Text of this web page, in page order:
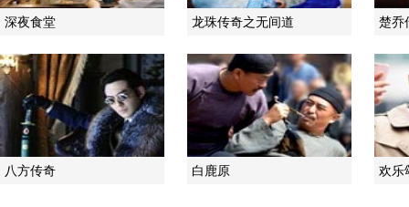
深夜食堂 龙珠传奇之无间道 楚乔
八方传奇 白鹿原 欢乐